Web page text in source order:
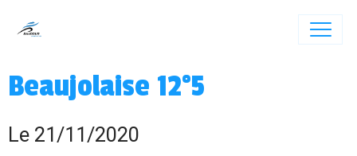
Beaujolaise 12°5
Le 21/11/2020